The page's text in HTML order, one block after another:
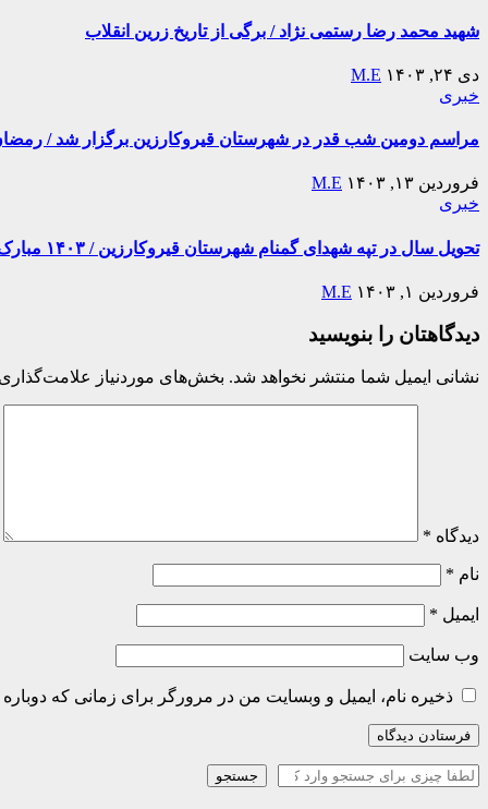
شهید محمد رضا رستمی نژاد / برگی از تاریخ زرین انقلاب
دی ۲۴, ۱۴۰۳
M.E
خبری
مراسم دومین شب قدر در شهرستان قیروکارزین برگزار شد / رمضان
فروردین ۱۳, ۱۴۰۳
M.E
خبری
تحویل سال در تپه شهدای گمنام شهرستان قیروکارزین / ۱۴۰۳ مبارک
فروردین ۱, ۱۴۰۳ M.E
دیدگاهتان را بنویسید
نشانی ایمیل شما منتشر نخواهد شد. بخش‌های موردنیاز
دیدگاه *
نام *
ایمیل *
وب‌ سایت
ذخیره نام، ایمیل و وبسایت من در مرورگر برای زمانی که
جستجو جستجو